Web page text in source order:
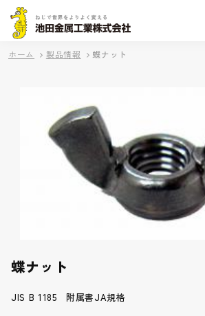
ホーム 製品情報 蝶ナット
蝶ナット
JIS B 1185 附属書JA規格